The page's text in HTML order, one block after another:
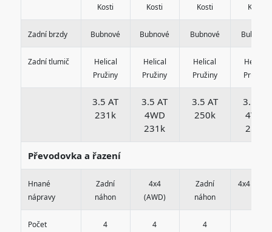
Kosti
Kosti
Kosti
Kosti
Zadní brzdy Bubnové Bubnové Bubnové Bubnové
Zadní tlumič
Helical
Pružiny
Helical
Pružiny
Helical
Pružiny
Helical
Pružiny
3.5 AT
231k
3.5 AT
4WD
231k
3.5 AT
250k
3.5 AT
4WD
250k
Převodovka a řazení
Hnané
nápravy
Zadní
náhon
4x4
(AWD)
Zadní
náhon
4x4
Počet
4 4 4